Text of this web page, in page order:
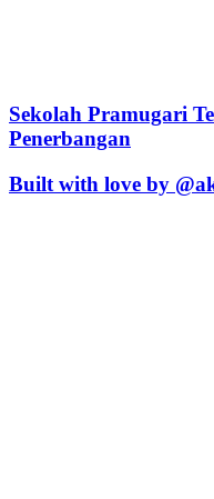
Sekolah Pramugari
Penerbangan
Built with love by